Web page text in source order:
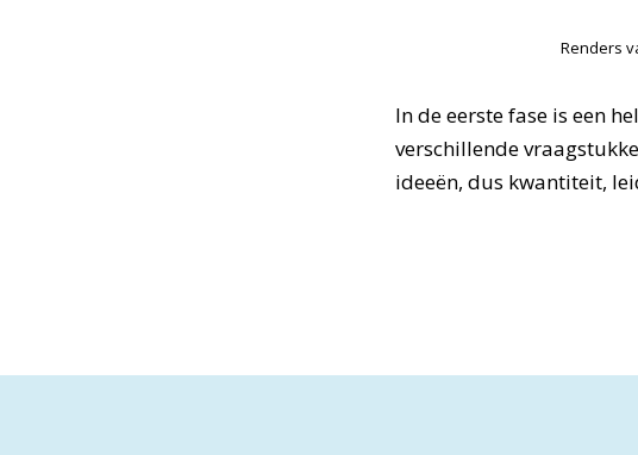
Renders
In de eerste fase is een
verschillende
ideeën, dus kwantiteit,